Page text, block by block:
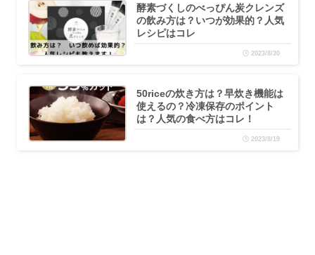
酵素づくしのべっぴん炭クレンズ
の飲み方は？いつが効果的？人気
レシピはコレ
2023/8/30
50riceの炊き方は？早炊き機能は
使えるの？冷凍保存のポイント
は？人気の食べ方はコレ！
2023/8/19